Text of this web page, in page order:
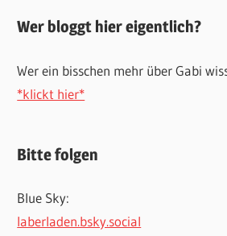
Wer bloggt hier eigentlich?
Wer ein bisschen mehr über Gabi
*klickt hier*
Bitte folgen
Blue Sky:
laberladen.bsky.social